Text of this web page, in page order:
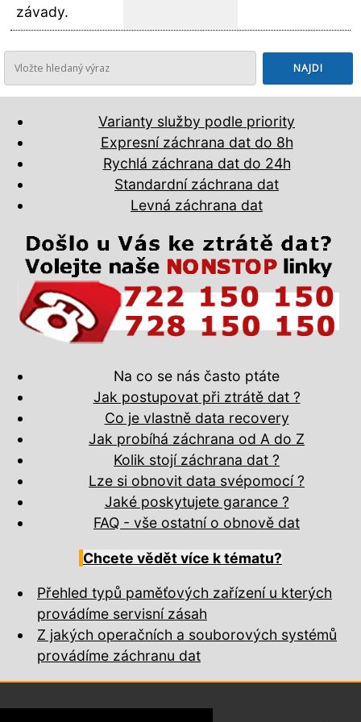
závady.
Varianty služby podle priority
Expresní záchrana dat do 8h
Rychlá záchrana dat do 24h
Standardní záchrana dat
Levná záchrana dat
Na co se nás často ptáte
Jak postupovat při ztrátě dat ?
Co je vlastně data recovery
Jak probíhá záchrana od A do Z
Kolik stojí záchrana dat ?
Lze si obnovit data svépomocí ?
Jaké poskytujete garance ?
FAQ - vše ostatní o obnově dat
Chcete vědět více k tématu?
Přehled typů paměťových zařízení u kterých
provádíme servisní zásah
Z jakých operačních a souborových systémů
provádíme záchranu dat